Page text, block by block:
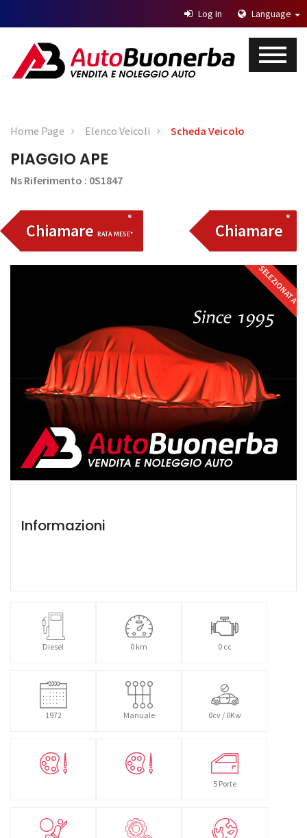
Log In Language
Home Page Elenco Veicoli Scheda Veicolo
PIAGGIO APE
Ns Riferimento : 0S1847
Chiamare RATA MESE* Chiamare
SELEZIONATA
Informazioni
Diesel 0 km 0 cc
1972 Manuale 0cv / 0Kw
5 Porte